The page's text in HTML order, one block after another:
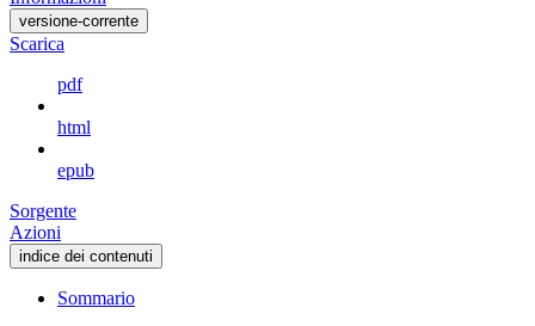
versione-corrente
Scarica
pdf
html
epub
Sorgente
Azioni
indice dei contenuti
Sommario